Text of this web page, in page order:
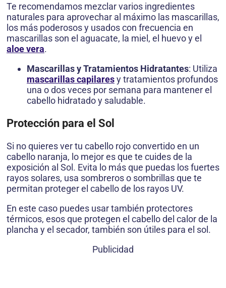
Te recomendamos mezclar varios ingredientes
naturales para aprovechar al máximo las mascarillas,
los más poderosos y usados con frecuencia en
mascarillas son el aguacate, la miel, el huevo y el
aloe vera.
Mascarillas y Tratamientos Hidratantes: Utiliza
mascarillas capilaresy tratamientos profundos
una o dos veces por semana para mantener el
cabello hidratado y saludable.
Protección para el Sol
Si no quieres ver tu cabello rojo convertido en un
cabello naranja, lo mejor es que te cuides de la
exposición al Sol. Evita lo más que puedas los fuertes
rayos solares, usa sombreros o sombrillas que te
permitan proteger el cabello de los rayos UV.
En este caso puedes usar también protectores
térmicos, esos que protegen el cabello del calor de la
plancha y el secador, también son útiles para el sol.
Publicidad